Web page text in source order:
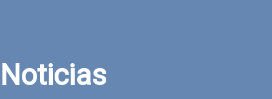
Noticias